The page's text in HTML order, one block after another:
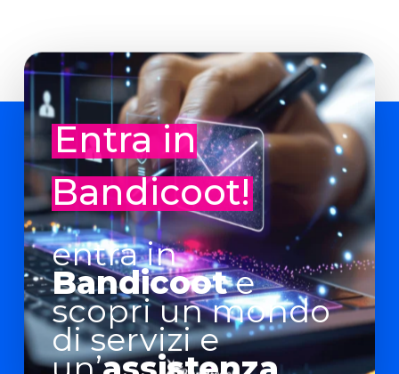
Entra in
Bandicoot!
entra in
Bandicoote
scopri un mondo
di servizi e